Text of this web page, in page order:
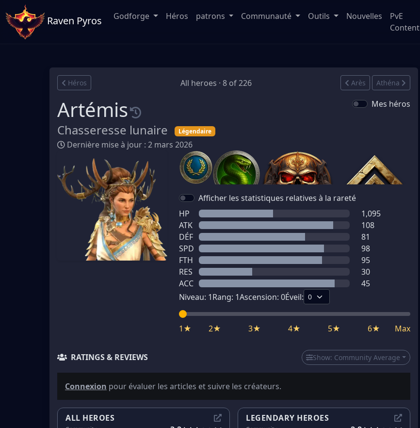
Raven Pyros Godforge Héros patrons Communauté Outils Nouvelles
PvE
Content
Héros All heroes · 8 of 226 Arès Athéna
Artémis
Chasseresse lunaire Légendaire
Dernière mise à jour : 2 mars 2026
Mes héros
Afficher les statistiques relatives à la rareté
HP
1,095
ATK
108
DÉF
81
SPD
98
FTH
95
RES
30
ACC
45
Niveau: 1Rang: 1Ascension: 0Éveil:
1★ 2★ 3★ 4★ 5★ 6★ Max
RATINGS & REVIEWS Show: Community Average
Connexion pour évaluer les articles et suivre les créateurs.
ALL HEROES LEGENDARY HEROES